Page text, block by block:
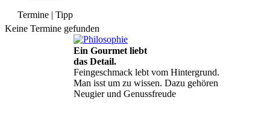
Termine | Tipp
Keine Termine gefunden
Ein Gourmet liebt
das Detail.
Feingeschmack lebt vom Hintergrund.
Man isst um zu wissen. Dazu gehören
Neugier und Genussfreude